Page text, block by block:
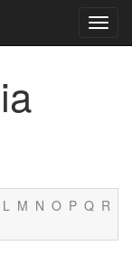
L M N O P Q R